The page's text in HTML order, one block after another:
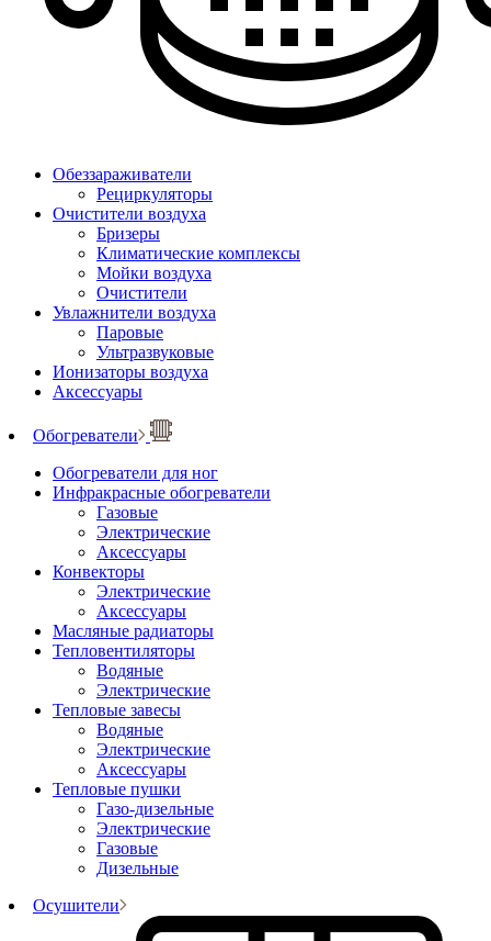
Обеззараживатели
Рециркуляторы
Очистители воздуха
Бризеры
Климатические комплексы
Мойки воздуха
Очистители
Увлажнители воздуха
Паровые
Ультразвуковые
Ионизаторы воздуха
Аксессуары
Обогреватели
Обогреватели для ног
Инфракрасные обогреватели
Газовые
Электрические
Аксессуары
Конвекторы
Электрические
Аксессуары
Масляные радиаторы
Тепловентиляторы
Водяные
Электрические
Тепловые завесы
Водяные
Электрические
Аксессуары
Тепловые пушки
Газо-дизельные
Электрические
Газовые
Дизельные
Осушители